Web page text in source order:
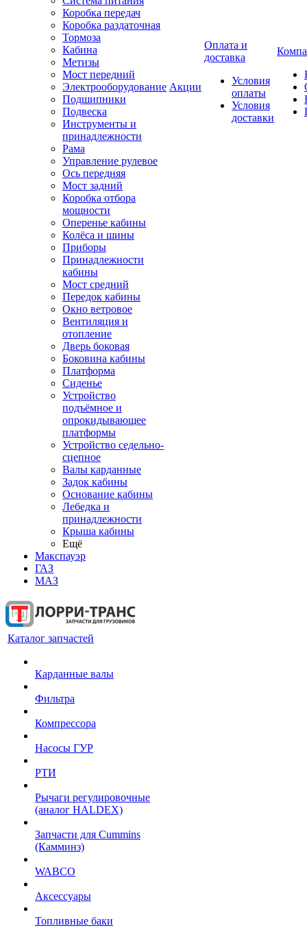
Коробка передач
Коробка раздаточная
Тормоза
Кабина
Метизы
Мост передний
Электрооборудование
Подшипники
Подвеска
Инструменты и
принадлежности
Рама
Управление рулевое
Ось передняя
Мост задний
Коробка отбора
мощности
Оперенье кабины
Колёса и шины
Приборы
Принадлежности
кабины
Мост средний
Передок кабины
Окно ветровое
Вентиляция и
отопление
Дверь боковая
Боковина кабины
Платформа
Сиденье
Устройство
подъёмное и
опрокидывающее
платформы
Устройство седельно-
сцепное
Валы карданные
Задок кабины
Основание кабины
Лебедка и
принадлежности
Крыша кабины
Ещё
Макспауэр
ГАЗ
МАЗ
Акции
Оплата и
доставка
Условия
оплаты
Условия
доставки
Каталог запчастей
Карданные валы
Фильтра
Компрессора
Насосы ГУР
РТИ
Рычаги регулировочные
(аналог HALDEX)
Запчасти для Cummins
(Камминз)
WABCO
Аксессуары
Топливные баки